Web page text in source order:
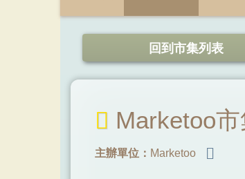
回到市集列表
Marketoo
主辦單位： Marketoo